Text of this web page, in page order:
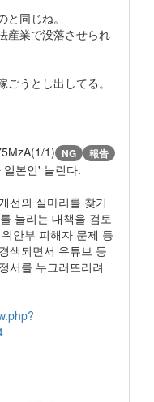
同じね。
産業で没落させられ
うとし出してる。
1) NG 報告
본인' 늘린다.
선의 실마리를 찾기
늘리는 대책을 검토
안부 피해자 문제 등
색되면서 유튜브 등
서를 누그러뜨리려